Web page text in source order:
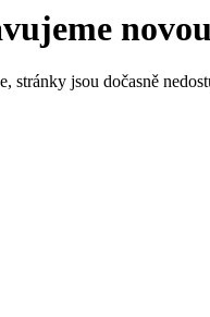
stránky jsou dočasně